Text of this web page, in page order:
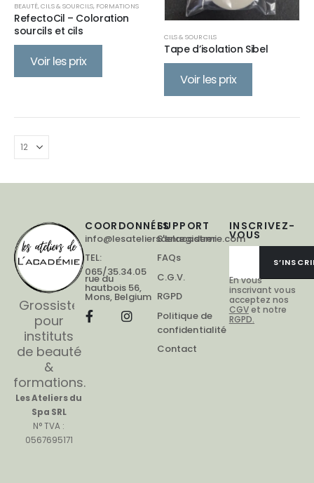
BEAUTÉ,CILS & SOURCILS, FORMATIONS
RefectoCil – Coloration
sourcils et cils
Voir les prix
CILS & SOURCILS
Tape d’isolation Sibel
Voir les prix
Grossiste
pour
instituts
de beauté
&
formations.
Les Ateliers du
Spa SRL
N° TVA :
0567695171
INSCRIVEZ-
VOUS
En vous
inscrivant vous
acceptez nos
CGVet notre
RGPD.
COORDONNÉES
info@lesateliersdelacademie.com
TEL:
065/35.34.05
rue du
hautbois 56,
Mons, Belgium
SUPPORT
S'enregistrer
FAQs
C.G.V.
RGPD
Politique de
confidentialité
Contact